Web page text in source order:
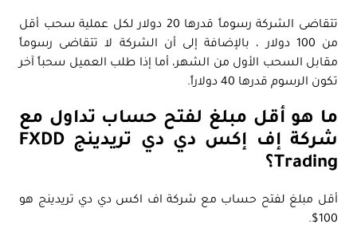
تتقاضى الشركة رسوماً قدرها 20 دولار لكل عملية سحب أقل
من 100 دولار ، بالإضافة إلى أن الشركة لا تتقاضى رسوماً
مقابل السحب الأول من الشهر، أما إذا طلب العميل سحباً آخر
تكون الرسوم قدرها 40 دولاراً.
ما هو أقل مبلغ لفتح حساب تداول مع
شركة إف إكس دي دي تريدينج FXDD
Trading؟
أقل مبلغ لفتح حساب مع شركة اف اكس دي دي تريدينج هو
100$.